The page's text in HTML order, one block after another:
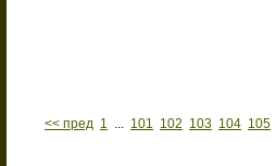
<< пред 1 ... 101 102 103 104 105